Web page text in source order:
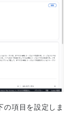
項目を設定しま